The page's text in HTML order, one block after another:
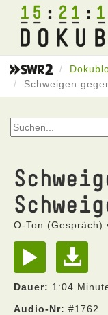
15 21
Schweigen
O-Ton (Gespräch)
Dauer: 1:04
Audio-Nr: #1762